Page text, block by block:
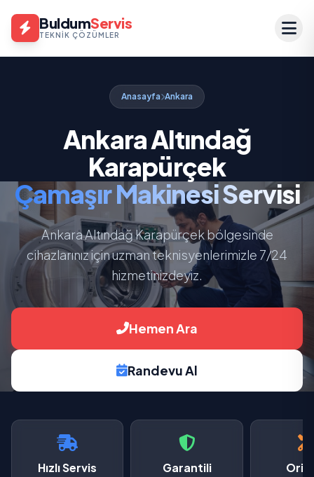
BuldumServis
TEKNIK ÇÖZÜMLER
Anasayfa Ankara
Ankara Altındağ
Karapürçek
Çamaşır Makinesi Servisi
Ankara Altındağ Karapürçek bölgesinde
cihazlarınız için uzman teknisyenlerimizle 7/24
hizmetinizdeyiz.
Hemen Ara
Randevu Al
Hızlı Servis Garantili